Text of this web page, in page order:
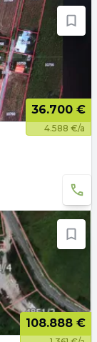
36.700 €
4.588 €/a
108.888 €